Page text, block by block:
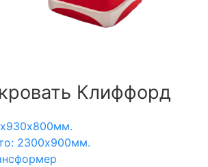
Клиффорд
2300х900мм.